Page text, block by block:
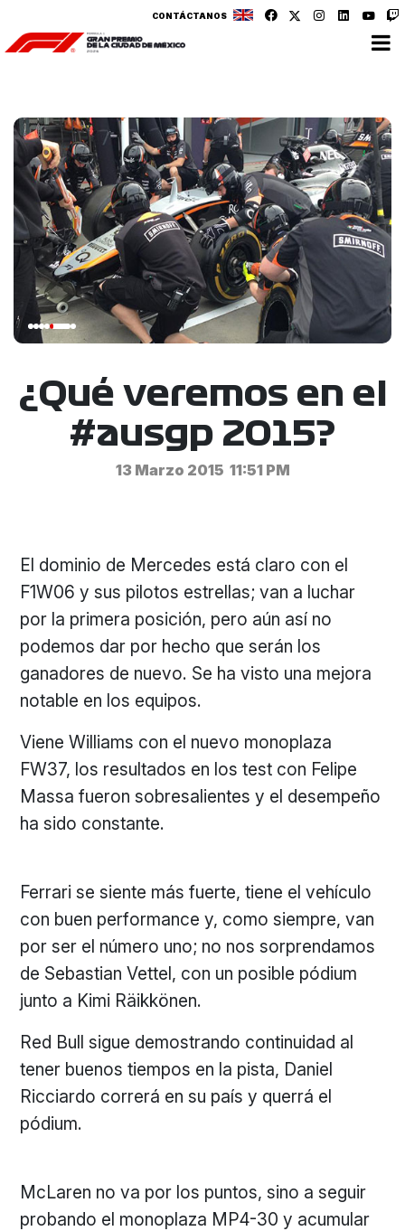
CONTÁCTANOS
¿Qué veremos en el
#ausgp 2015?
13 Marzo 2015 11:51 PM
El dominio de Mercedes está claro con el
F1W06 y sus pilotos estrellas; van a luchar
por la primera posición, pero aún así no
podemos dar por hecho que serán los
ganadores de nuevo. Se ha visto una mejora
notable en los equipos.
Viene Williams con el nuevo monoplaza
FW37, los resultados en los test con Felipe
Massa fueron sobresalientes y el desempeño
ha sido constante.
Ferrari se siente más fuerte, tiene el vehículo
con buen performance y, como siempre, van
por ser el número uno; no nos sorprendamos
de Sebastian Vettel, con un posible pódium
junto a Kimi Räikkönen.
Red Bull sigue demostrando continuidad al
tener buenos tiempos en la pista, Daniel
Ricciardo correrá en su país y querrá el
pódium.
McLaren no va por los puntos, sino a seguir
probando el monoplaza MP4-30 y acumular